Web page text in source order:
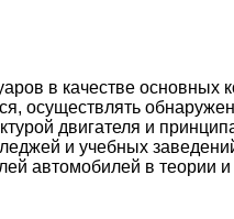
в качестве основных
осуществлять
двигателя и
и учебных
автомобилей в теории и